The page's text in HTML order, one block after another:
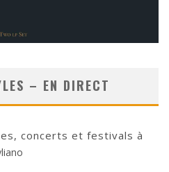
– EN DIRECT
concerts et festivals à